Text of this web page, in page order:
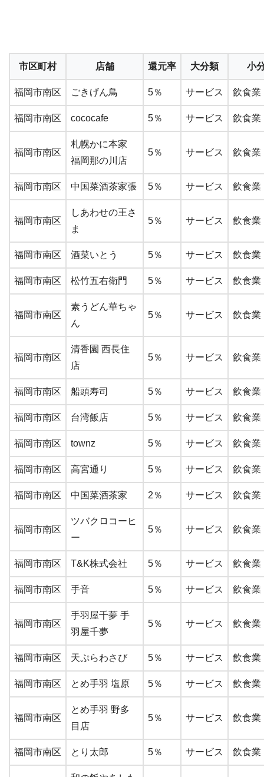
市区町村 店舗 還元率 大分類 小
福岡市南区 ごきげん鳥 5％ サービス 飲食業
福岡市南区 cococafe 5％ サービス 飲食業
福岡市南区
札幌かに本家
福岡那の川店
5％ サービス 飲食業
福岡市南区 中国菜酒茶家張 5％ サービス 飲食業
福岡市南区
しあわせの王さ
ま
5％ サービス 飲食業
福岡市南区 酒菜いとう 5％ サービス 飲食業
福岡市南区 松竹五右衛門 5％ サービス 飲食業
福岡市南区
素うどん華ちゃ
ん
5％ サービス 飲食業
福岡市南区
清香園 西長住
店
5％ サービス 飲食業
福岡市南区 船頭寿司 5％ サービス 飲食業
福岡市南区 台湾飯店 5％ サービス 飲食業
福岡市南区 townz 5％ サービス 飲食業
福岡市南区 高宮通り 5％ サービス 飲食業
福岡市南区 中国菜酒茶家 2％ サービス 飲食業
福岡市南区
ツバクロコーヒ
ー
5％ サービス 飲食業
福岡市南区 T&K株式会社 5％ サービス 飲食業
福岡市南区 手音 5％ サービス 飲食業
福岡市南区
手羽屋千夢 手
羽屋千夢
5％ サービス 飲食業
福岡市南区 天ぷらわさび 5％ サービス 飲食業
福岡市南区 とめ手羽 塩原 5％ サービス 飲食業
福岡市南区
とめ手羽 野多
目店
5％ サービス 飲食業
福岡市南区 とり太郎 5％ サービス 飲食業